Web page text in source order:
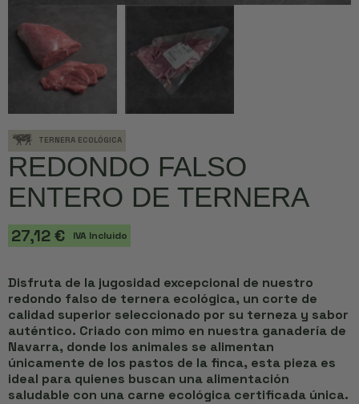
TERNERA ECOLÓGICA
REDONDO FALSO
ENTERO DE TERNERA
27,12 € IVA Incluido
Disfruta de la jugosidad excepcional de nuestro
redondo falso de ternera ecológica, un corte de
calidad superior seleccionado por su terneza y sabor
auténtico. Criado con mimo en nuestra ganadería de
Navarra, donde los animales se alimentan
únicamente de los pastos de la finca, esta pieza es
ideal para quienes buscan una alimentación
saludable con una carne ecológica certificada única.